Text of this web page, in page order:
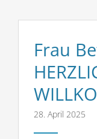
Frau
28. April 2025